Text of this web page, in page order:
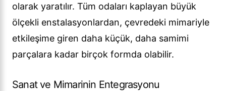
olarak yaratılır. Tüm odaları kaplayan büyük
ölçekli enstalasyonlardan, çevredeki mimariyle
etkileşime giren daha küçük, daha samimi
parçalara kadar birçok formda olabilir.
Sanat ve Mimarinin Entegrasyonu